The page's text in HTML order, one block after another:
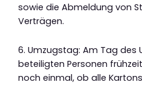
sowie die Abmeldung von
Verträgen.
6. Umzugstag: Am Tag des
beteiligten Personen
noch einmal, ob alle